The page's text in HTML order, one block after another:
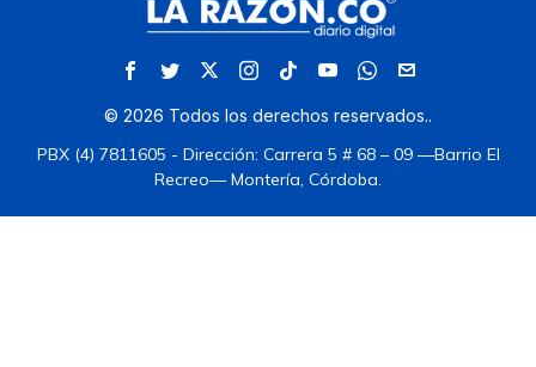
© 2026 Todos los derechos reservados..
PBX (4) 7811605 - Dirección: Carrera 5 # 68 – 09 —Barrio El
Recreo— Montería, Córdoba.